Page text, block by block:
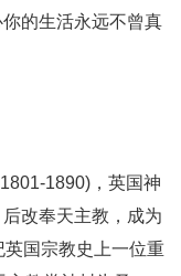
的生活永远不曾真
1890)，英国神
改奉天主教，成为
国宗教史上一位重